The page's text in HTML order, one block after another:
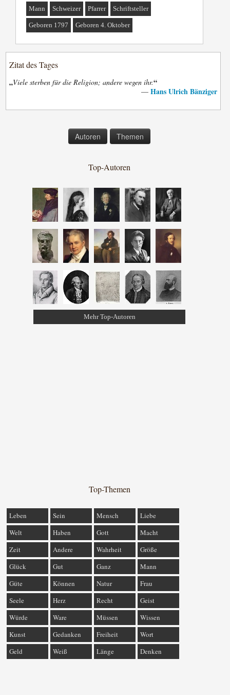
Mann Schweizer Pfarrer Schriftsteller
Geboren 1797 Geboren 4. Oktober
Zitat des Tages
„Viele sterben für die Religion; andere wegen ihr.“
— Hans Ulrich Bänziger
Autoren Themen
Top-Autoren
Mehr Top-Autoren
Top-Themen
Leben Sein Mensch
Liebe
Welt
Haben Gott
Macht
Zeit
Andere Wahrheit
Größe
Glück
Gut Ganz
Mann
Güte
Können Natur
Frau
Seele
Herz Recht
Geist
Würde
Ware Müssen
Wissen
Kunst
Gedanken Freiheit
Wort
Geld
Weiß Länge Denken